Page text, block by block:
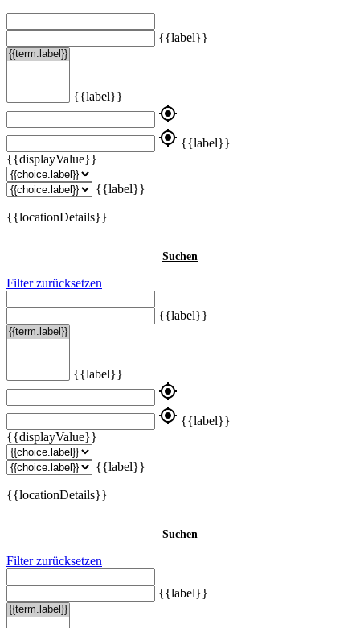
{{label}}
{{label}}
my_location
my_location {{label}}
{{displayValue}}
{{label}}
{{locationDetails}}
Suchen
Filter zurücksetzen
{{label}}
{{label}}
my_location
my_location {{label}}
{{displayValue}}
{{label}}
{{locationDetails}}
Suchen
Filter zurücksetzen
{{label}}